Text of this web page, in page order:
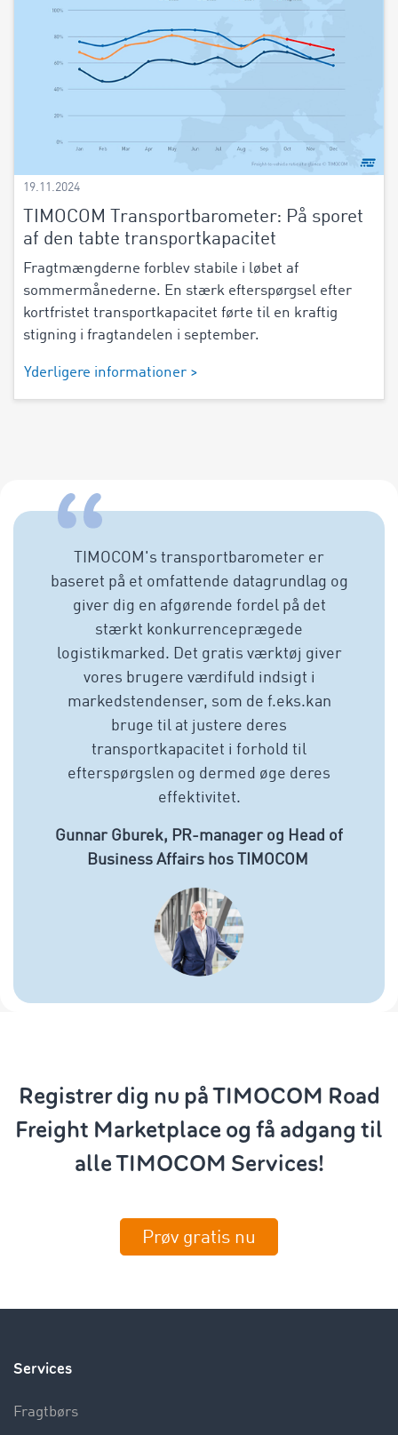
19.11.2024
TIMOCOM Transportbarometer: På sporet
af den tabte transportkapacitet
Fragtmængderne forblev stabile i løbet af
sommermånederne. En stærk efterspørgsel efter
kortfristet transportkapacitet førte til en kraftig
stigning i fragtandelen i september.
Yderligere informationer >
TIMOCOM's transportbarometer er
baseret på et omfattende datagrundlag og
giver dig en afgørende fordel på det
stærkt konkurrenceprægede
logistikmarked. Det gratis værktøj giver
vores brugere værdifuld indsigt i
markedstendenser, som de f.eks.kan
bruge til at justere deres
transportkapacitet i forhold til
efterspørgslen og dermed øge deres
effektivitet.
Gunnar Gburek, PR-manager og Head of
Business Affairs hos TIMOCOM
Registrer dig nu på TIMOCOM Road
Freight Marketplace og få adgang til
alle TIMOCOM Services!
Prøv gratis nu
Services
Fragtbørs